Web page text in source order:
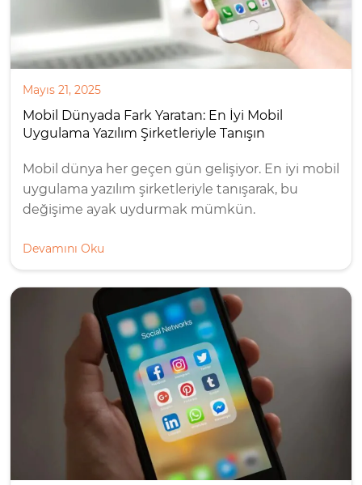
Mayıs 21, 2025
Mobil Dünyada Fark Yaratan: En İyi Mobil
Uygulama Yazılım Şirketleriyle Tanışın
Mobil dünya her geçen gün gelişiyor. En iyi mobil
uygulama yazılım şirketleriyle tanışarak, bu
değişime ayak uydurmak mümkün.
Devamını Oku